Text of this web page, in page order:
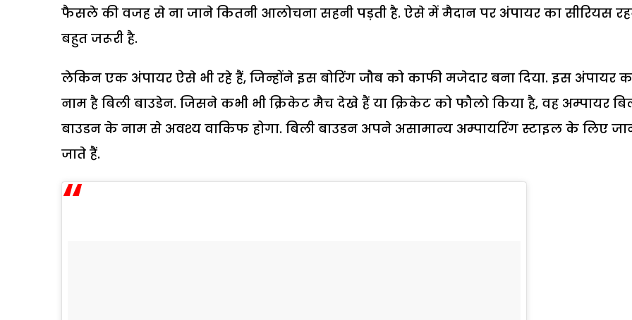
फैसले की वजह से ना जाने कितनी आलोचना सहनी पड़ती है. ऐसे में मैदान पर अंपायर का सीरियस
बहुत जरूरी है.
लेकिन एक अंपायर ऐसे भी रहे हैं, जिन्होंने इस बोरिंग जौब को काफी मजेदार बना दिया. इस अंपायर
नाम है बिली बाउडेन. जिसने कभी भी क्रिकेट मैच देखे हैं या क्रिकेट को फौलो किया है, वह अम्पायर
बाउडन के नाम से अवश्य वाकिफ होगा. बिली बाउडन अपने असामान्य अम्पायरिंग स्टाइल के लिए
जाते हैं.